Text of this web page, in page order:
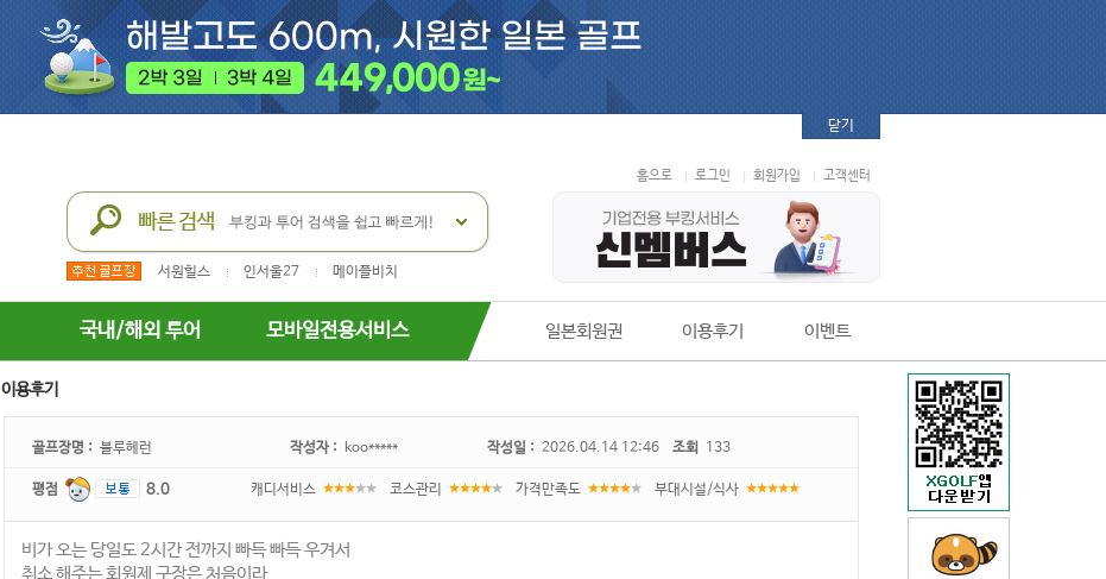
닫기
서원힐스 인서울27 메이플비치
홈으로 로그인 회원가입 고객센터
국내/해외 투어 모바일전용서비스 일본회원권 이용후기 이벤트
이용후기
골프장명 : 블루헤런 작성자 : koo***** 작성일 : 2026.04.14 12:46 조회 133
평점 8.0 캐디서비스 코스관리 가격만족도 부대시설/식사
비가 오는 당일도 2시간 전까지 빠득 빠득 우겨서
취소 해주는 회원제 구장은 처음이라